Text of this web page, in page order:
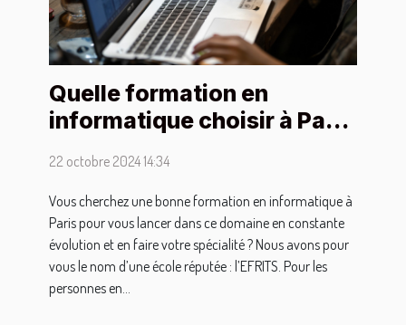
Quelle formation en
informatique choisir à Paris
22 octobre 2024 14:34
Vous cherchez une bonne formation en informatique à
Paris pour vous lancer dans ce domaine en constante
évolution et en faire votre spécialité ? Nous avons pour
vous le nom d’une école réputée : l’EFRITS. Pour les
personnes en...